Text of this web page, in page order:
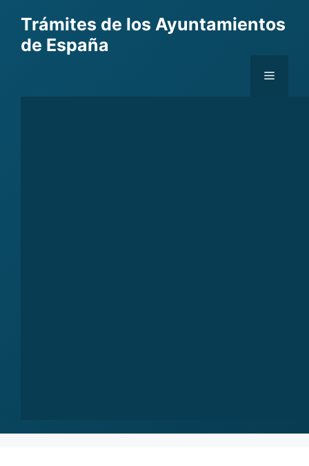
content
Trámites de los Ayuntamientos
de España
Menu